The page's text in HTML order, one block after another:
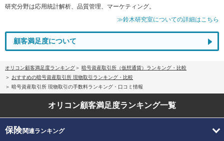
研究分野は応用統計解析、品質管理、マーケティング。
≫鈴木研究室についての詳細はこちら
顧客満足度について
オリコン顧客満足度ランキング
暗号資産取引所（仮想通貨）ランキング・比較
おすすめの暗号資産取引所 現物取引ランキング・比較
暗号資産取引所 現物取引の手数料ランキング・口コミ情報
オリコン顧客満足度ランキング一覧
保険関連ランキング